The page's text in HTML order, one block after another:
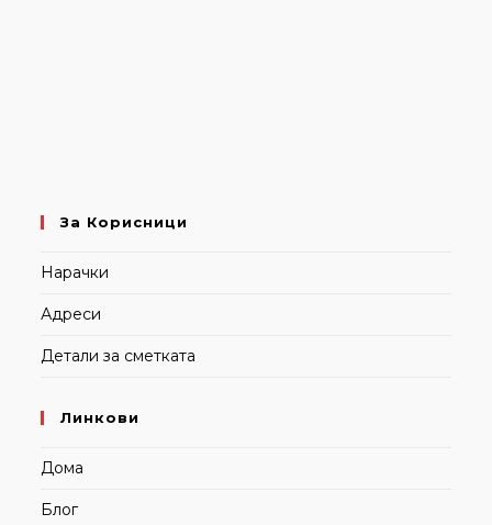
За Корисници
Нарачки
Адреси
Детали за сметката
Линкови
Дома
Блог